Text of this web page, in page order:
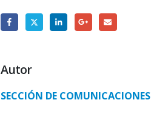
Autor
SECCIÓN DE COMUNICACIONES